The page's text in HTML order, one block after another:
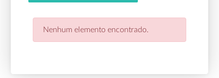
Nenhum elemento encontrado.